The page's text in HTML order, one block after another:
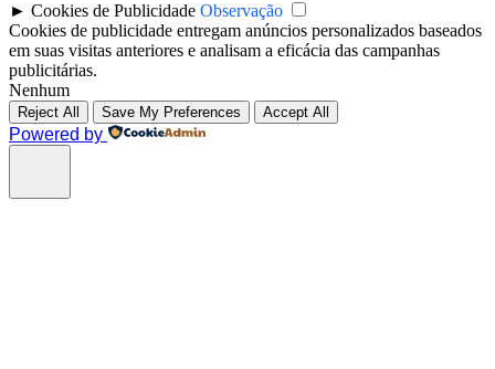
► Cookies de Publicidade Observação
Cookies de publicidade entregam anúncios personalizados baseados
em suas visitas anteriores e analisam a eficácia das campanhas
publicitárias.
Nenhum
Reject All Save My Preferences Accept All
Powered by